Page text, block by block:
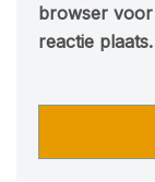
browser
reactie plaats.